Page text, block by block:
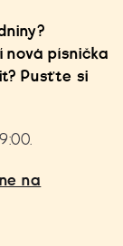
písnička
Pusťte si
na